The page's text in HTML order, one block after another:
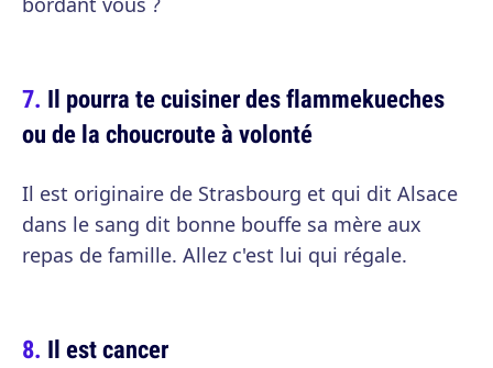
Il pourra te cuisiner des flammekueches
ou de la choucroute à volonté
Il est originaire de Strasbourg et qui dit Alsace
dans le sang dit bonne bouffe sa mère aux
repas de famille. Allez c'est lui qui régale.
Il est cancer